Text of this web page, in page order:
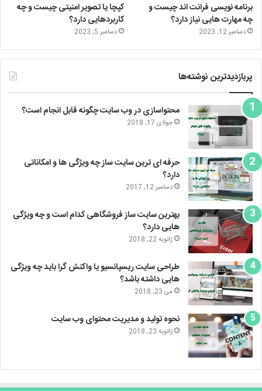
برنامه نویسی فرانت اند چیست و
چه مهارت هایی نیاز دارد؟
دسامبر 12, 2023
کپچا یا تصویر امنیتی چیست و چه
کاربردهایی دارد؟
دسامبر 5, 2023
پربازدیدترین نوشته‌ها
محتواسازی در وب سایت چگونه قابل انجام است؟
جولای 17, 2018
حرفه ای ترین سایت ساز چه ویژگی ها و امکاناتی
دارد؟
دسامبر 12, 2017
بهترین سایت ساز فروشگاهی کدام است و چه ویژگی
هایی دارد؟
ژانویه 22, 2018
طراحی سایت ریسپانسیو یا واکنش گرا باید چه ویژگی
هایی داشته باشد؟
می 23, 2018
نحوه تولید و مدیریت محتوای وب سایت
ژانویه 23, 2018